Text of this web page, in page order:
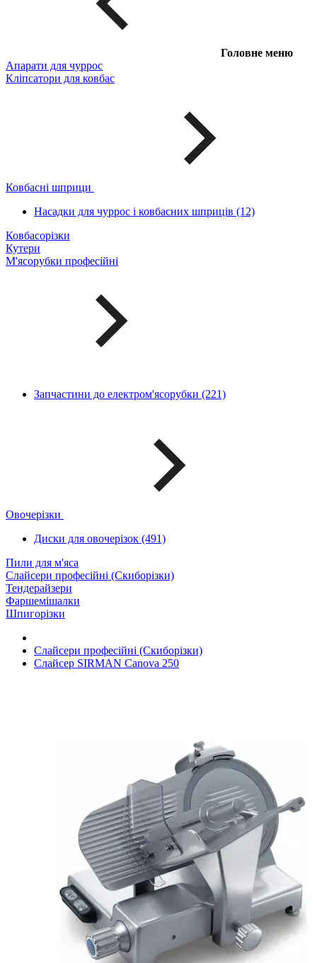
Головне меню
Апарати для чуррос
Кліпсатори для ковбас
Ковбасні шприци
Насадки для чуррос і ковбасних шприців (12)
Ковбасорізки
Кутери
М'ясорубки професійні
Запчастини до електром'ясорубки (221)
Овочерізки
Диски для овочерізок (491)
Пили для м'яса
Слайсери професійні (Скиборізки)
Тендерайзери
Фаршемішалки
Шпигорізки
Слайсери професійні (Скиборізки)
Слайсер SIRMAN Canova 250